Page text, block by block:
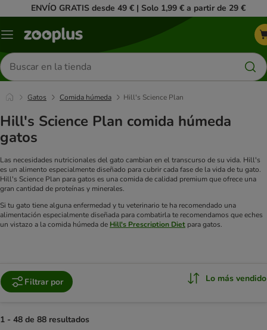
ENVÍO GRATIS desde 49 € | Solo 1,99 € a partir de 29 €
Menú
Buscar
productos
Gatos Comida húmeda Hill's Science Plan
Hill's Science Plan comida húmeda
gatos
Las necesidades nutricionales del gato cambian en el transcurso de su vida. Hill's
es un alimento especialmente diseñado para cubrir cada fase de la vida de tu gato.
Hill's Science Plan para gatos es una comida de calidad premium que ofrece una
gran cantidad de proteínas y minerales.
Si tu gato tiene alguna enfermedad y tu veterinario te ha recomendado una
alimentación especialmente diseñada para combatirla te recomendamos que eches
un vistazo a la comida húmeda de Hill's Prescription Diet para gatos.
Filtrar por Lo más vendido
1 - 48 de 88 resultados